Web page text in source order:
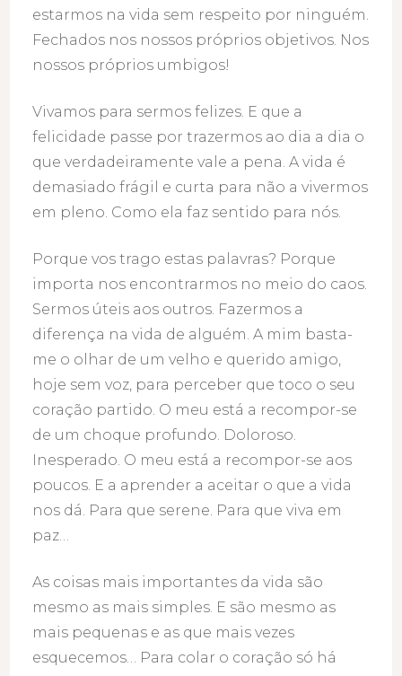
estarmos na vida sem respeito por ninguém.
Fechados nos nossos próprios objetivos. Nos
nossos próprios umbigos!
Vivamos para sermos felizes. E que a
felicidade passe por trazermos ao dia a dia o
que verdadeiramente vale a pena. A vida é
demasiado frágil e curta para não a vivermos
em pleno. Como ela faz sentido para nós.
Porque vos trago estas palavras? Porque
importa nos encontrarmos no meio do caos.
Sermos úteis aos outros. Fazermos a
diferença na vida de alguém. A mim basta-
me o olhar de um velho e querido amigo,
hoje sem voz, para perceber que toco o seu
coração partido. O meu está a recompor-se
de um choque profundo. Doloroso.
Inesperado. O meu está a recompor-se aos
poucos. E a aprender a aceitar o que a vida
nos dá. Para que serene. Para que viva em
paz…
As coisas mais importantes da vida são
mesmo as mais simples. E são mesmo as
mais pequenas e as que mais vezes
esquecemos… Para colar o coração só há